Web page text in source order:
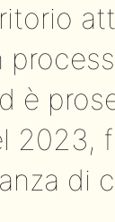
è
2023,
di